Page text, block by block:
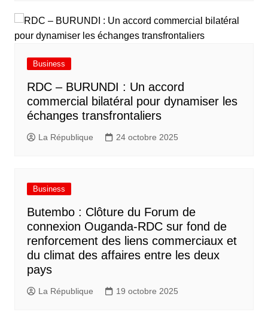
Business
RDC – BURUNDI : Un accord
commercial bilatéral pour dynamiser les
échanges transfrontaliers
La République 24 octobre 2025
Business
Butembo : Clôture du Forum de
connexion Ouganda-RDC sur fond de
renforcement des liens commerciaux et
du climat des affaires entre les deux
pays
La République 19 octobre 2025